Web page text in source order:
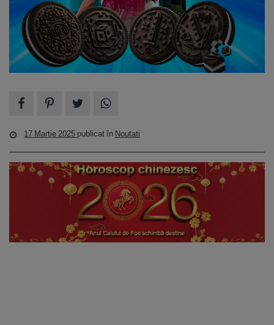
17 Martie 2025 publicat în Noutati